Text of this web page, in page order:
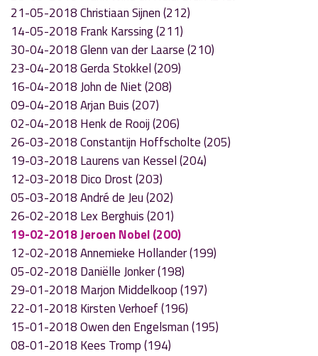
21-05-2018 Christiaan Sijnen (212)
14-05-2018 Frank Karssing (211)
30-04-2018 Glenn van der Laarse (210)
23-04-2018 Gerda Stokkel (209)
16-04-2018 John de Niet (208)
09-04-2018 Arjan Buis (207)
02-04-2018 Henk de Rooij (206)
26-03-2018 Constantijn Hoffscholte (205)
19-03-2018 Laurens van Kessel (204)
12-03-2018 Dico Drost (203)
05-03-2018 André de Jeu (202)
26-02-2018 Lex Berghuis (201)
19-02-2018 Jeroen Nobel (200)
12-02-2018 Annemieke Hollander (199)
05-02-2018 Daniëlle Jonker (198)
29-01-2018 Marjon Middelkoop (197)
22-01-2018 Kirsten Verhoef (196)
15-01-2018 Owen den Engelsman (195)
08-01-2018 Kees Tromp (194)